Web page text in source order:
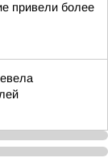
привели более